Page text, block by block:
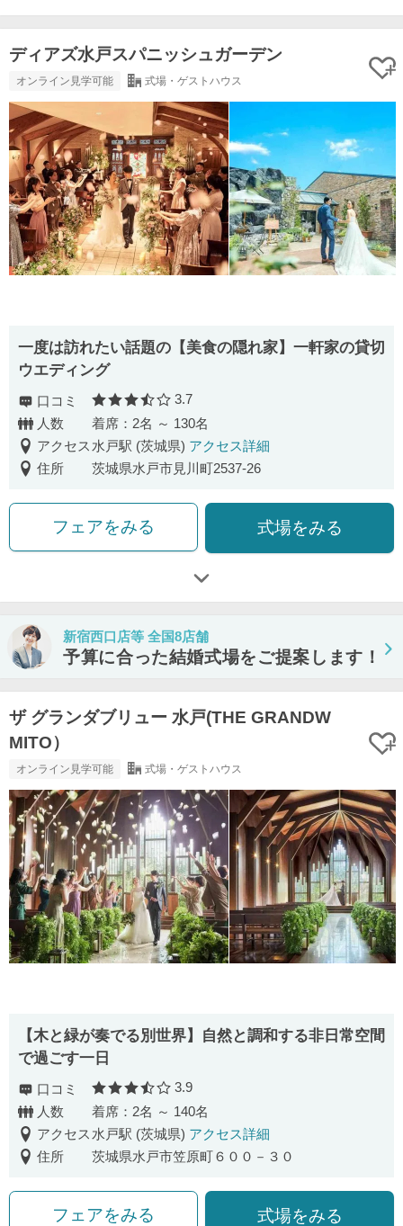
ディアズ水戸スパニッシュガーデン
オンライン見学可能 式場・ゲストハウス
一度は訪れたい話題の【美食の隠れ家】一軒家の貸切
ウエディング
口コミ 口コミ評価
3.7
人数
着席：2名 ～ 130名
アクセス 水戸駅 (茨城県) アクセス詳細
住所
茨城県水戸市見川町2537-26
フェアをみる 式場をみる
新宿西口店等 全国8店舗
予算に合った結婚式場をご提案します！
ザ グランダブリュー 水戸(THE GRANDW
MITO）
オンライン見学可能 式場・ゲストハウス
【木と緑が奏でる別世界】自然と調和する非日常空間
で過ごす一日
口コミ 口コミ評価
3.9
人数
着席：2名 ～ 140名
アクセス 水戸駅 (茨城県) アクセス詳細
住所
茨城県水戸市笠原町６００－３０
フェアをみる 式場をみる